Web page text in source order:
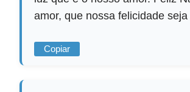
amor, que nossa felicidade seja
Copiar